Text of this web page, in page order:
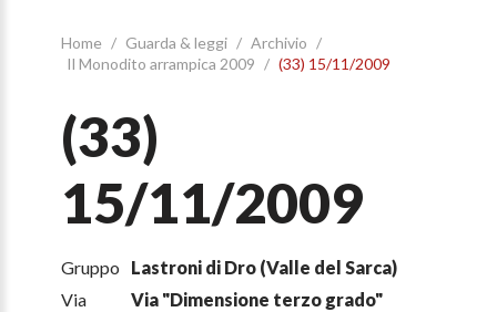
Home / Guarda & leggi / Archivio /
Il Monodito arrampica 2009 / (33) 15/11/2009
(33)
15/11/2009
Gruppo
Lastroni di Dro (Valle del Sarca)
Via
Via "Dimensione terzo grado"